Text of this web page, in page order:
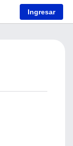
Ingresar